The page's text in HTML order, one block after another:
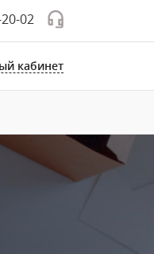
02
кабинет